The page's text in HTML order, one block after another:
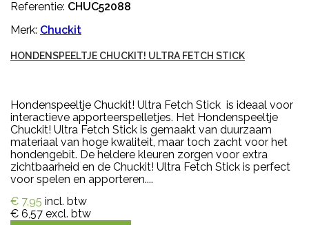
Referentie: CHUC52088
Merk: Chuckit
HONDENSPEELTJE CHUCKIT! ULTRA FETCH STICK
Hondenspeeltje Chuckit! Ultra Fetch Stick is ideaal voor
interactieve apporteerspelletjes. Het Hondenspeeltje
Chuckit! Ultra Fetch Stick is gemaakt van duurzaam
materiaal van hoge kwaliteit, maar toch zacht voor het
hondengebit. De heldere kleuren zorgen voor extra
zichtbaarheid en de Chuckit! Ultra Fetch Stick is perfect
voor spelen en apporteren....
€ 7,95 incl. btw
€ 6,57 excl. btw